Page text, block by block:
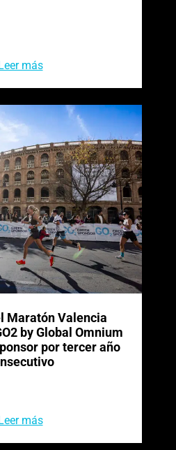
más
Maratón Valencia
by Global Omnium
por tercer año
más